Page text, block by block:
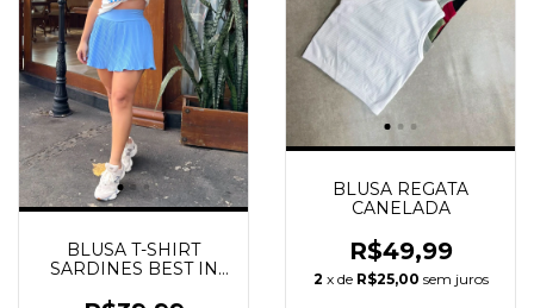
BLUSA T-SHIRT
SARDINES BEST IN
BLUSA REGATA
CANELADA
R$49,99
2 x de R$25,00 sem juros